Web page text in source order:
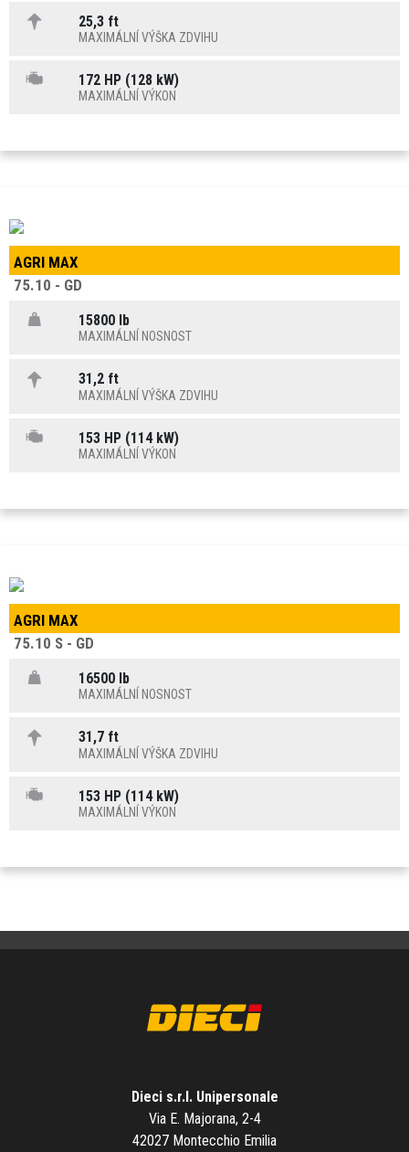
25,3 ft
MAXIMÁLNÍ VÝŠKA ZDVIHU
172 HP (128 kW)
MAXIMÁLNÍ VÝKON
AGRI MAX
75.10 - GD
15800 lb
MAXIMÁLNÍ NOSNOST
31,2 ft
MAXIMÁLNÍ VÝŠKA ZDVIHU
153 HP (114 kW)
MAXIMÁLNÍ VÝKON
AGRI MAX
75.10 S - GD
16500 lb
MAXIMÁLNÍ NOSNOST
31,7 ft
MAXIMÁLNÍ VÝŠKA ZDVIHU
153 HP (114 kW)
MAXIMÁLNÍ VÝKON
Dieci s.r.l. Unipersonale
Via E. Majorana, 2-4
42027 Montecchio Emilia